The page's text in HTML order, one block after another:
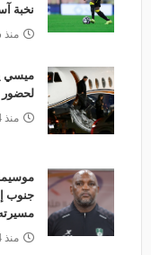
نخبة
منذ
ميسي
لحضور
منذ 4 ساعات
جنوب
منذ 14 ساعة